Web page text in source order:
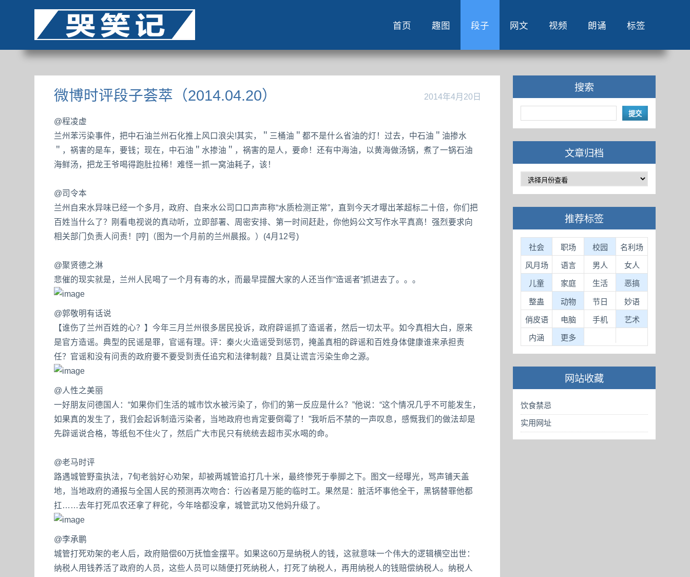
首页 趣图 段子 网文 视频 朗诵 标签
2014年4月20日
微博时评段子荟萃（2014.04.20）
@程凌虚
兰州苯污染事件，把中石油兰州石化推上风口浪尖!其实，＂三桶油＂都不是什么省油的灯！过去，中石油＂油掺水
＂，祸害的是车，要钱；现在，中石油＂水掺油＂，祸害的是人，要命！还有中海油，以黄海做汤锅，煮了一锅石油
海鲜汤，把龙王爷喝得跑肚拉稀！难怪一抓一窝油耗子，该！
@司令本
兰州自来水异味已经一个多月，政府、自来水公司口口声声称“水质检测正常”，直到今天才曝出苯超标二十倍，你们把
百姓当什么了？刚看电视说的真动听，立即部署、周密安排、第一时间赶赴，你他妈公文写作水平真高！强烈要求向
相关部门负责人问责！[哼]（图为一个月前的兰州晨报。）(4月12号)
@聚贤德之淋
悲催的现实就是，兰州人民喝了一个月有毒的水，而最早提醒大家的人还当作“造谣者”抓进去了。。。
@郭敬明有话说
【谁伤了兰州百姓的心？】今年三月兰州很多居民投诉，政府辟谣抓了造谣者，然后一切太平。如今真相大白，原来
是官方造谣。典型的民谣是罪，官谣有理。评：秦火火造谣受到惩罚，掩盖真相的辟谣和百姓身体健康谁来承担责
任？官谣和没有问责的政府要不要受到责任追究和法律制裁？且莫让谎言污染生命之源。
@人性之美丽
一好朋友问德国人：“如果你们生活的城市饮水被污染了，你们的第一反应是什么？”他说：“这个情况几乎不可能发生，
如果真的发生了，我们会起诉制造污染者，当地政府也肯定要倒霉了！”我听后不禁的一声叹息，感慨我们的做法却是
先辟谣说合格，等纸包不住火了，然后广大市民只有统统去超市买水喝的命。
@老马时评
路遇城管野蛮执法，7旬老翁好心劝架，却被两城管追打几十米，最终惨死于拳脚之下。图文一经曝光，骂声铺天盖
地，当地政府的通报与全国人民的预测再次吻合：行凶者是万能的临时工。果然是：脏活坏事他全干，黑锅替罪他都
扛……去年打死瓜农还拿了秤砣，今年啥都没拿，城管武功又他妈升级了。
@李承鹏
城管打死劝架的老人后，政府赔偿60万抚恤金摆平。如果这60万是纳税人的钱，这就意味一个伟大的逻辑横空出世：
纳税人用钱养活了政府的人员，这些人员可以随便打死纳税人，打死了纳税人，再用纳税人的钱赔偿纳税人。纳税人
搜索
文章归档
推荐标签
社会 职场 校园 名利场
风月场 语言 男人 女人
儿童 家庭 生活 恶搞
整蛊 动物 节日 妙语
俏皮语 电脑 手机 艺术
内涵 更多
网站收藏
饮食禁忌
实用网址